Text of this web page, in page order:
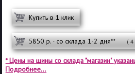
Купить в 1 клик
5850 р. - со склада 1-2 дня** ( 4
* Цены на шины со склада "магазин"
Подробнее...